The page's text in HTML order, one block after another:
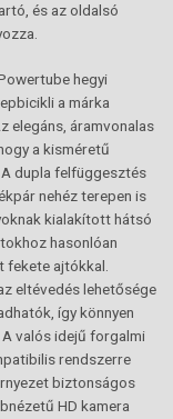
és az oldalsó
hegyi
a márka
elegáns, áramvonalas
a kisméretű
dupla felfüggesztés
nehéz terepen is
kialakított hátsó
hasonlóan
ajtókkal.
eltévedés lehetősége
így könnyen
valós idejű forgalmi
rendszerre
biztonságos
HD kamera